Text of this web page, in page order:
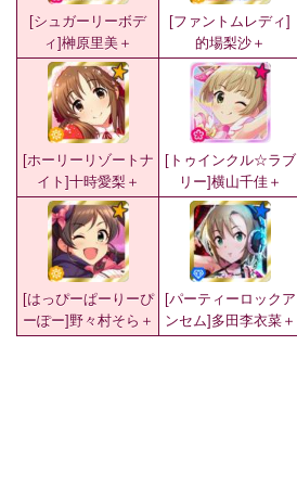
[シュガーリーボデ
ィ]榊原里美＋
[ファントムレディ]
的場梨沙＋
[ホーリーリゾートナ
イト]十時愛梨＋
[トゥインクル☆ラブ
リー]横山千佳＋
[はっぴーぱーりーぴ
ーぽー]野々村そら＋
[パーティーロックア
ンセム]多田李衣菜＋